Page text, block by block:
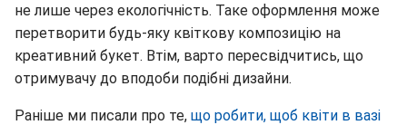
не лише через екологічність. Таке оформлення може
перетворити будь-яку квіткову композицію на
креативний букет. Втім, варто пересвідчитись, що
отримувачу до вподоби подібні дизайни.
Раніше ми писали про те, що робити, щоб квіти в вазі